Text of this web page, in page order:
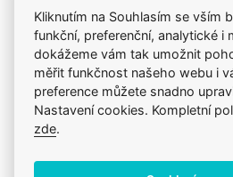
Chutná vejce /
kuřecího masa – zdroj
bílkovin
Vyšší obsah tuku 19% –
4,000 kcal/kg
Produkt také v těchto
Veterinární diety
Granule
Veterinární diety
Onemocnění ledvin
Kočky
Kliknutím na Souhlasím se vším
funkční, preferenční, analytické i
dokážeme vám tak umožnit
měřit funkčnost našeho webu i
preference můžete snadno
Nastavení cookies. Kompletní
zde.